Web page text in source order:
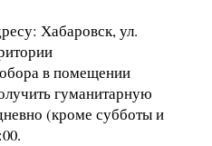
Хабаровск, ул.
в помещении
гуманитарную
(кроме субботы и